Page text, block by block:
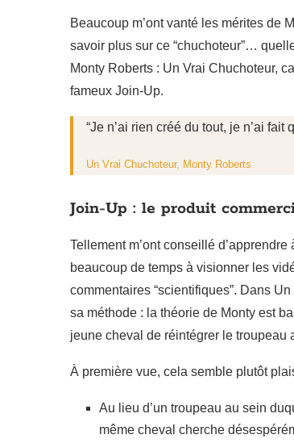
Beaucoup m’ont vanté les mérites de
savoir plus sur ce “chuchoteur”…
Monty Roberts : Un Vrai Chuchoteur,
fameux Join-Up.
“Je n’ai rien créé du tout, je n’ai
Un Vrai Chuchoteur, Monty Roberts
Join-Up : le produit
Tellement m’ont conseillé
beaucoup de temps à visionner les
commentaires “scientifiques”. Dans
sa méthode : la théorie de Monty est
jeune cheval de réintégrer le troupeau
À première vue, cela semble plutôt
Au lieu d’un troupeau au sein
même cheval cherche